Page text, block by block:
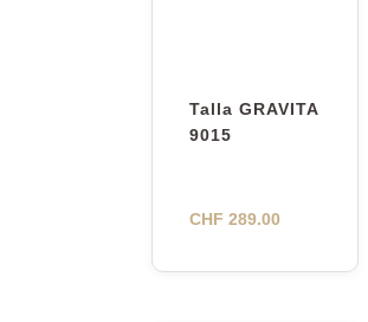
Talla GRAVITA
9015
CHF 289.00